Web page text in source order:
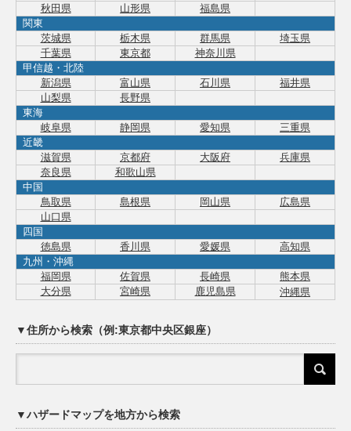
秋田県
山形県
福島県
関東
茨城県
栃木県 群馬県
埼玉県
千葉県
東京都
神奈川県
甲信越・北陸
新潟県
富山県 石川県
福井県
山梨県
長野県
東海
岐阜県
静岡県 愛知県
三重県
近畿
滋賀県
京都府 大阪府
兵庫県
奈良県
和歌山県
中国
鳥取県
島根県 岡山県
広島県
山口県
四国
徳島県
香川県 愛媛県
高知県
九州・沖縄
福岡県
佐賀県 長崎県
熊本県
大分県
宮崎県 鹿児島県 沖縄県
▼住所から検索（例:東京都中央区銀座）
▼ハザードマップを地方から検索